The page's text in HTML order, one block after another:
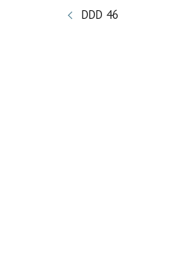
DDD 46